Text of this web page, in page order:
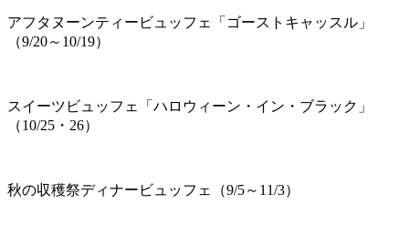
アフタヌーンティービュッフェ「ゴーストキャッスル」
（9/20～10/19）
スイーツビュッフェ「ハロウィーン・イン・ブラック」
（10/25・26）
秋の収穫祭ディナービュッフェ（9/5～11/3）